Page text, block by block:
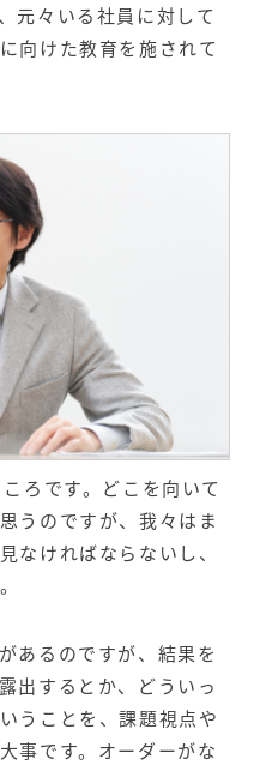
元々いる社員に対して
向けた教育を施されて
ろです。どこを向いて
うのですが、我々はま
なければならないし、
あるのですが、結果を
出するとか、どういっ
うことを、課題視点や
事です。オーダーがな